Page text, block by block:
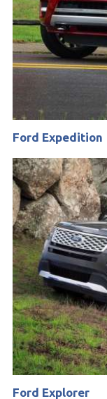
Ford Expedition
Ford Explorer